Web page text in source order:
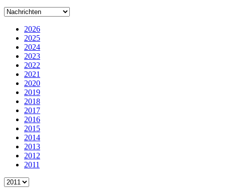
2026
2025
2024
2023
2022
2021
2020
2019
2018
2017
2016
2015
2014
2013
2012
2011